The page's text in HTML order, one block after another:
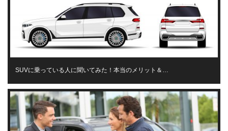
SUVに乗っている人に聞いてみた！本当のメリット＆…